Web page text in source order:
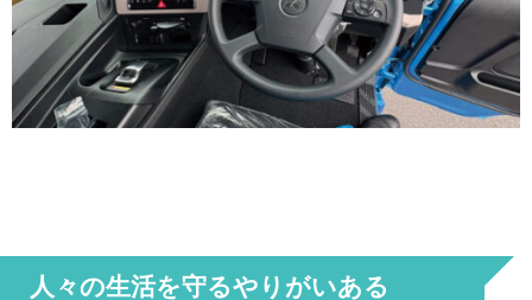
人々の生活を守るやりがいある